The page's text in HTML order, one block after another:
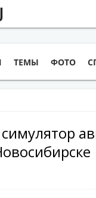
ТЕМЫ ФОТО